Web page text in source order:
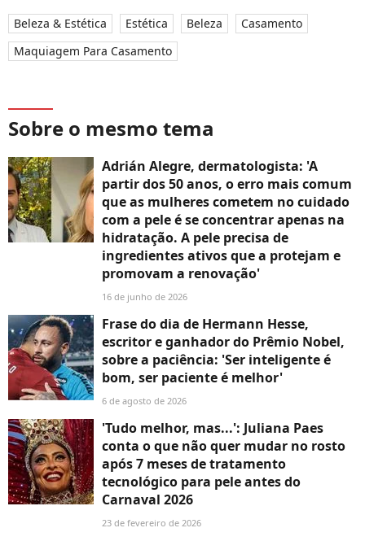
Beleza & Estética Estética Beleza
Casamento
Maquiagem Para Casamento
Sobre o mesmo tema
Adrián Alegre, dermatologista: 'A
partir dos 50 anos, o erro mais comum
que as mulheres cometem no cuidado
com a pele é se concentrar apenas na
hidratação. A pele precisa de
ingredientes ativos que a protejam e
promovam a renovação'
16 de junho de 2026
Frase do dia de Hermann Hesse,
escritor e ganhador do Prêmio Nobel,
sobre a paciência: 'Ser inteligente é
bom, ser paciente é melhor'
6 de agosto de 2026
'Tudo melhor, mas...': Juliana Paes
conta o que não quer mudar no rosto
após 7 meses de tratamento
tecnológico para pele antes do
Carnaval 2026
23 de fevereiro de 2026